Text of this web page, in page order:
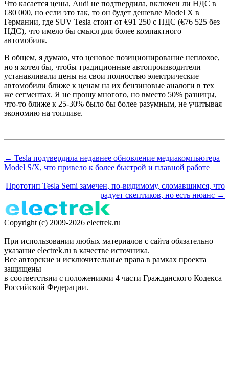
Что касается цены, Audi не подтвердила, включен ли НДС в
€80 000, но если это так, то он будет дешевле Model X в
Германии, где SUV Tesla стоит от €91 250 с НДС (€76 525 без
НДС), что имело бы смысл для более компактного
автомобиля.
В общем, я думаю, что ценовое позиционирование неплохое,
но я хотел бы, чтобы традиционные автопроизводители
устанавливали цены на свои полностью электрические
автомобили ближе к ценам на их бензиновые аналоги в тех
же сегментах. Я не прошу многого, но вместо 50% разницы,
что-то ближе к 25-30% было бы более разумным, не учитывая
экономию на топливе.
← Tesla подтвердила недавнее обновление медиакомпьютера
Model S/X, что привело к более быстрой и плавной работе
Прототип Tesla Semi замечен, по-видимому, сломавшимся, что
радует скептиков, но есть нюанс →
Copyright (c) 2009-2026 electrek.ru
При использовании любых материалов с сайта обязательно
указание electrek.ru в качестве источника.
Все авторские и исключительные права в рамках проекта
защищены
в соответствии с положениями 4 части Гражданского Кодекса
Российской Федерации.